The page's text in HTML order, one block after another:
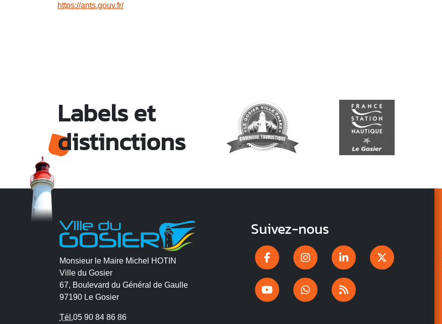
https://ants.gouv.fr/
Labels et
distinctions
Monsieur le Maire Michel HOTIN
Ville du Gosier
67, Boulevard du Général de Gaulle
97190 Le Gosier
Tél.05 90 84 86 86
Suivez-nous